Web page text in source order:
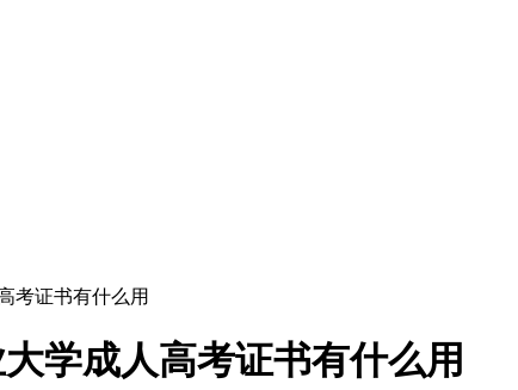
考证书有什么用
学成人高考证书有什么用